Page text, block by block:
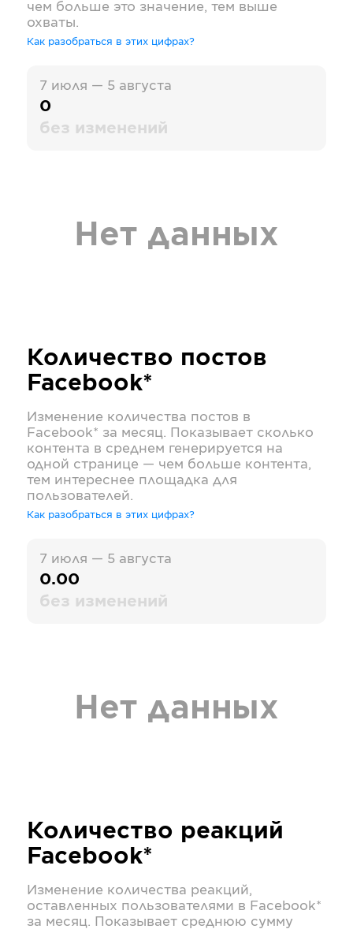
чем больше это значение, тем выше
охваты.
Как разобраться в этих цифрах?
7 июля — 5 августа
0
без изменений
Нет данных
Количество постов
Facebook*
Изменение количества постов в
Facebook* за месяц. Показывает сколько
контента в среднем генерируется на
одной странице — чем больше контента,
тем интереснее площадка для
пользователей.
Как разобраться в этих цифрах?
7 июля — 5 августа
0.00
без изменений
Нет данных
Количество реакций
Facebook*
Изменение количества реакций,
оставленных пользователями в Facebook*
за месяц. Показывает среднюю сумму